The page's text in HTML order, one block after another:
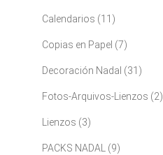
Calendarios (11)
Copias en Papel (7)
Decoración Nadal (31)
Fotos-Arquivos-Lienzos (2)
Lienzos (3)
PACKS NADAL (9)